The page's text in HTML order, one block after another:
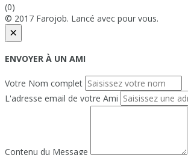
(0)
© 2017 Farojob. Lancé avec pour vous.
×
ENVOYER À UN AMI
Votre Nom complet
L'adresse email de votre Ami
Contenu du Message